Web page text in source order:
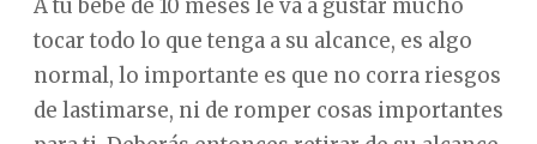
A tu bebé de 10 meses le va a gustar mucho
tocar todo lo que tenga a su alcance, es algo
normal, lo importante es que no corra riesgos
de lastimarse, ni de romper cosas importantes